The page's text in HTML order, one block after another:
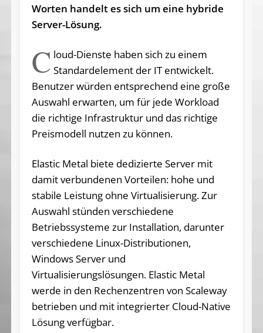
Worten handelt es sich um eine hybride
Server-Lösung.
C loud-Dienste haben sich zu einem
Standardelement der IT entwickelt.
Benutzer würden entsprechend eine große
Auswahl erwarten, um für jede Workload
die richtige Infrastruktur und das richtige
Preismodell nutzen zu können.
Elastic Metal biete dedizierte Server mit
damit verbundenen Vorteilen: hohe und
stabile Leistung ohne Virtualisierung. Zur
Auswahl stünden verschiedene
Betriebssysteme zur Installation, darunter
verschiedene Linux-Distributionen,
Windows Server und
Virtualisierungslösungen. Elastic Metal
werde in den Rechenzentren von Scaleway
betrieben und mit integrierter Cloud-Native
Lösung verfügbar.